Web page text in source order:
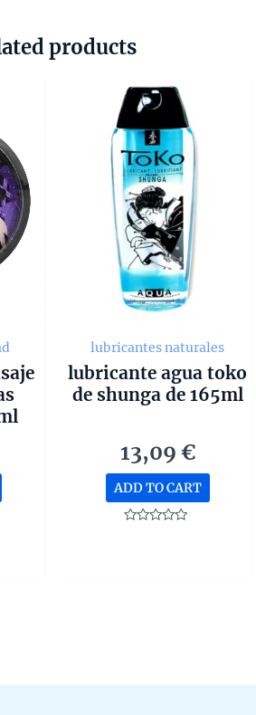
products
lubricantes naturales
lubricante agua toko
de shunga de 165ml
13,09 €
ADD TO CART